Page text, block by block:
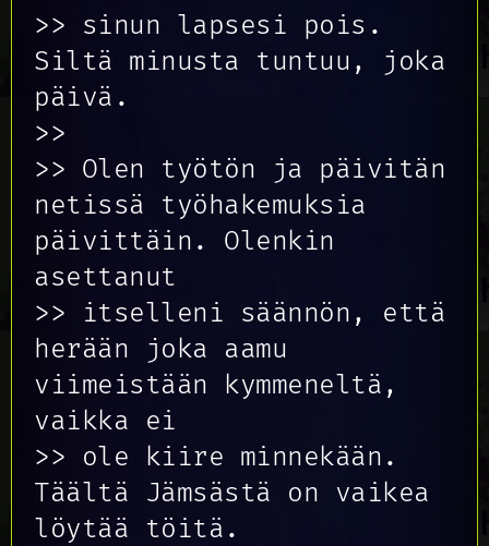
>> sinun lapsesi pois.
Siltä minusta tuntuu, joka
päivä.
>>
>> Olen työtön ja päivitän
netissä työhakemuksia
päivittäin. Olenkin
asettanut
>> itselleni säännön, että
herään joka aamu
viimeistään kymmeneltä,
vaikka ei
>> ole kiire minnekään.
Täältä Jämsästä on vaikea
löytää töitä.